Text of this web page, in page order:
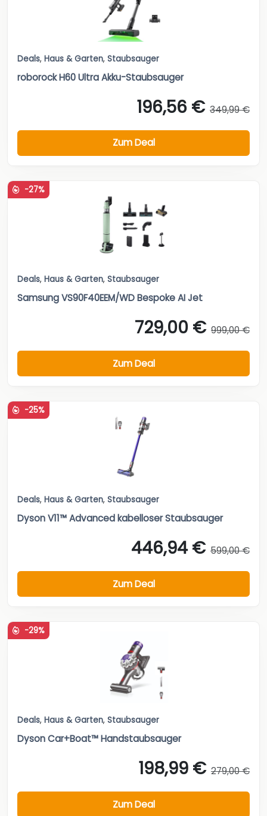
Deals, Haus & Garten, Staubsauger
roborock H60 Ultra Akku-Staubsauger
196,56 € 349,99 €
Zum Deal
-27%
Deals, Haus & Garten, Staubsauger
Samsung VS90F40EEM/WD Bespoke AI Jet
729,00 € 999,00 €
Zum Deal
-25%
Deals, Haus & Garten, Staubsauger
Dyson V11™ Advanced kabelloser Staubsauger
446,94 € 599,00 €
Zum Deal
-29%
Deals, Haus & Garten, Staubsauger
Dyson Car+Boat™ Handstaubsauger
198,99 € 279,00 €
Zum Deal